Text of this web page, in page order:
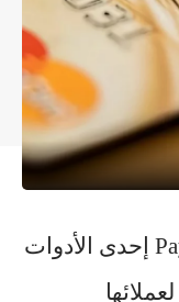
تعتبر بطاقات الدفع Payment cards إحدى الأدوات